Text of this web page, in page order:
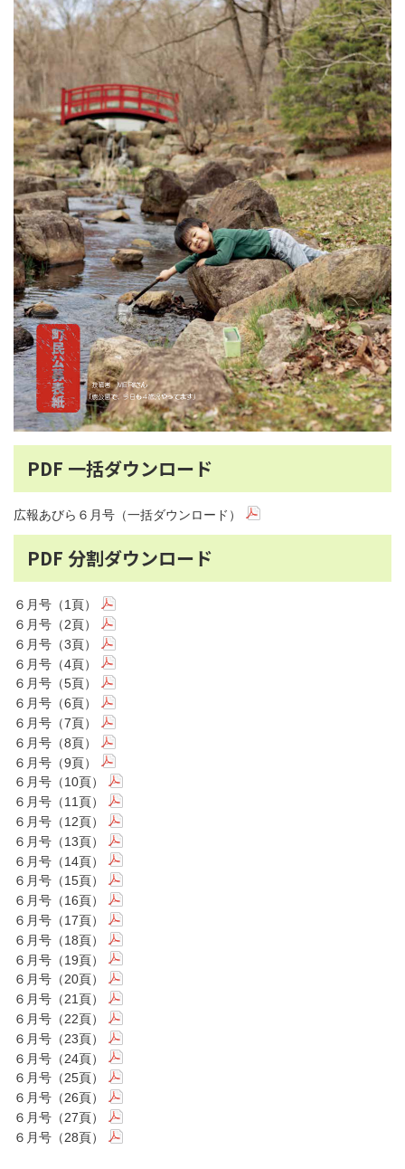
PDF 一括ダウンロード
広報あびら６月号（一括ダウンロード）
PDF 分割ダウンロード
６月号（1頁）
６月号（2頁）
６月号（3頁）
６月号（4頁）
６月号（5頁）
６月号（6頁）
６月号（7頁）
６月号（8頁）
６月号（9頁）
６月号（10頁）
６月号（11頁）
６月号（12頁）
６月号（13頁）
６月号（14頁）
６月号（15頁）
６月号（16頁）
６月号（17頁）
６月号（18頁）
６月号（19頁）
６月号（20頁）
６月号（21頁）
６月号（22頁）
６月号（23頁）
６月号（24頁）
６月号（25頁）
６月号（26頁）
６月号（27頁）
６月号（28頁）